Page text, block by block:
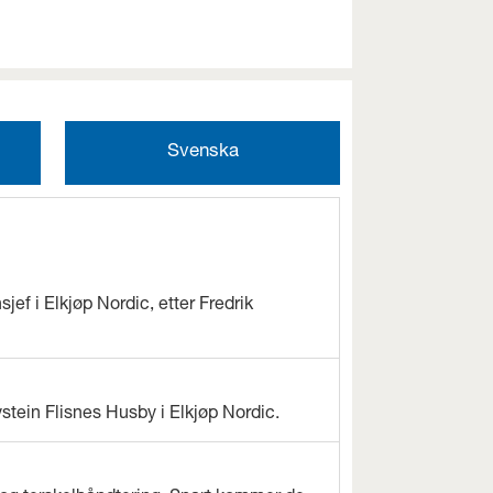
Svenska
i Elkjøp Nordic, etter Fredrik
Flisnes Husby i Elkjøp Nordic.